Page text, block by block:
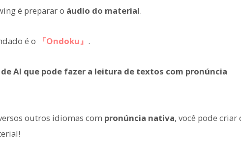
é preparar o áudio do material.
é o 『Ondoku』 .
AI que pode fazer a leitura de textos com pronúncia
outros idiomas com pronúncia nativa, você pode criar